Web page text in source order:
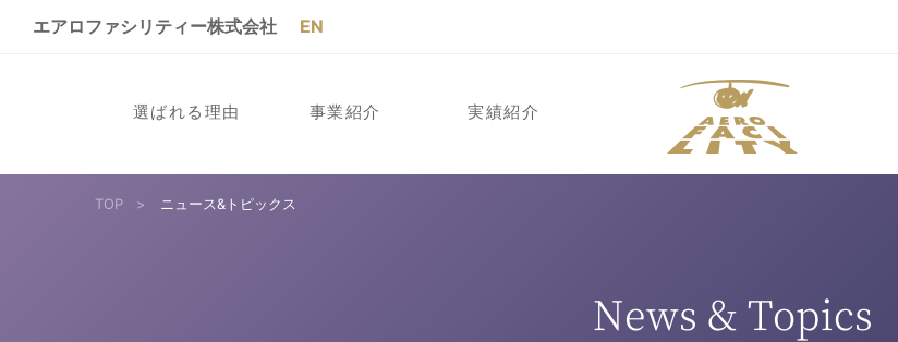
エアロファシリティー株式会社 EN
選ばれる理由 事業紹介 実績紹介
TOP > ニュース&トピックス
News & Topics